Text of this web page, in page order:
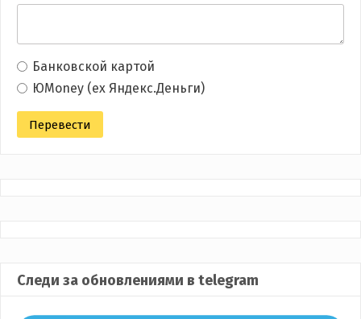
Банковской картой
ЮMoney (ex Яндекс.Деньги)
Следи за обновлениями в telegram